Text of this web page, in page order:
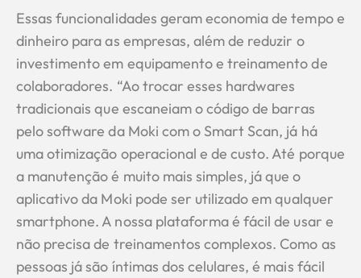
Essas funcionalidades geram economia de tempo e
dinheiro para as empresas, além de reduzir o
investimento em equipamento e treinamento de
colaboradores. “Ao trocar esses hardwares
tradicionais que escaneiam o código de barras
pelo software da Moki com o Smart Scan, já há
uma otimização operacional e de custo. Até porque
a manutenção é muito mais simples, já que o
aplicativo da Moki pode ser utilizado em qualquer
smartphone. A nossa plataforma é fácil de usar e
não precisa de treinamentos complexos. Como as
pessoas já são íntimas dos celulares, é mais fácil